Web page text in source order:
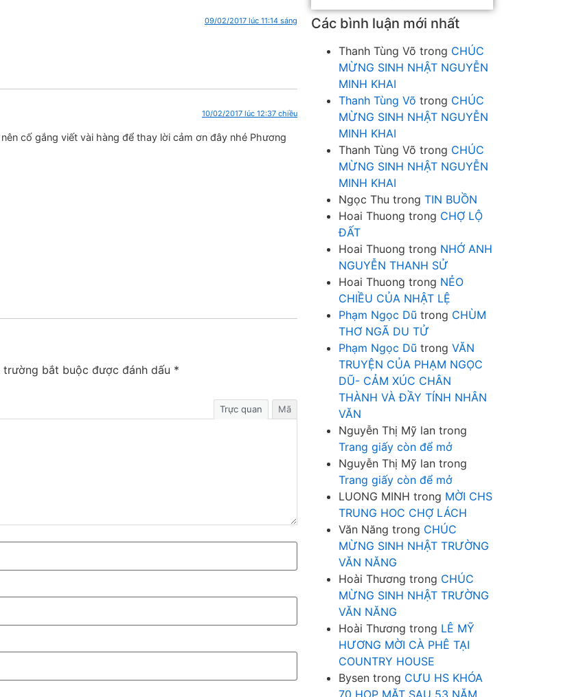
09/02/2017 lúc 11:14 sáng
10/02/2017 lúc 12:37 chiều
cố gắng viết vài hàng để thay lời cảm ơn đây nhé Phương
trường bắt buộc được đánh dấu *
Trực quan Mã
Các bình luận mới nhất
Thanh Tùng Võ trong CHÚC
MỪNG SINH NHẬT NGUYỄN
MINH KHAI
Thanh Tùng Võ trong CHÚC
MỪNG SINH NHẬT NGUYỄN
MINH KHAI
Thanh Tùng Võ trong CHÚC
MỪNG SINH NHẬT NGUYỄN
MINH KHAI
Ngọc Thu trong TIN BUỒN
Hoai Thuong trong CHỢ LỘ
ĐẤT
Hoai Thuong trong NHỚ ANH
NGUYỄN THANH SỬ
Hoai Thuong trong NẺO
CHIỀU CỦA NHẬT LỆ
Phạm Ngọc Dũ trong CHÙM
THƠ NGÃ DU TỬ
Phạm Ngọc Dũ trong VĂN
TRUYỆN CỦA PHẠM NGỌC
DŨ- CẢM XÚC CHÂN
THÀNH VÀ ĐẦY TÍNH NHÂN
VĂN
Nguyễn Thị Mỹ lan trong
Trang giấy còn để mở
Nguyễn Thị Mỹ lan trong
Trang giấy còn để mở
LUONG MINH trong MỜI CHS
TRUNG HOC CHỢ LÁCH
Văn Năng trong CHÚC
MỪNG SINH NHẬT TRƯỜNG
VĂN NĂNG
Hoài Thương trong CHÚC
MỪNG SINH NHẬT TRƯỜNG
VĂN NĂNG
Hoài Thương trong LÊ MỸ
HƯƠNG MỜI CÀ PHÊ TẠI
COUNTRY HOUSE
Bysen trong CƯU HS KHÓA